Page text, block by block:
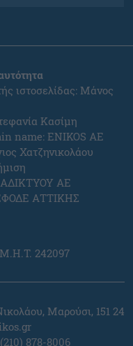
ιστοσελίδας: Μάνος
Κασίμη
name: ENIKOS AE
Χατζηνικολάου
ΑΕ
ΑΤΤΙΚΗΣ
Μ.Η.Τ. 242097
Μαρούσι, 151 24
878-8006